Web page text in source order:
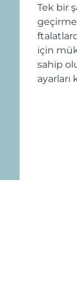
Tek bir
için
sahip
ayarları